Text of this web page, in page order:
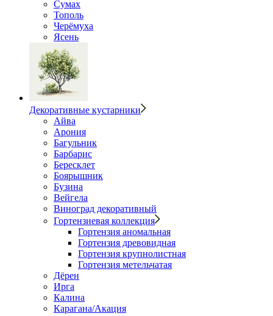
Сумах
Тополь
Черёмуха
Ясень
Декоративные кустарники
Айва
Арония
Багульник
Барбарис
Бересклет
Боярышник
Бузина
Вейгела
Виноград декоративный
Гортензиевая коллекция
Гортензия аномальная
Гортензия древовидная
Гортензия крупнолистная
Гортензия метельчатая
Дёрен
Ирга
Калина
Карагана/Акация